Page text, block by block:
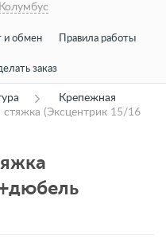
Колумбус
и обмен Правила работы
заказ
Крепежная
стяжка (Эксцентрик 15/16